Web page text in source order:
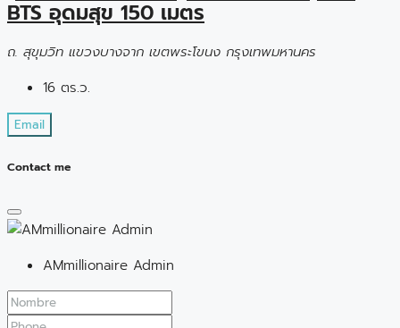
BTS อุดมสุข 150 เมตร
ถ. สุขุมวิท แขวงบางจาก เขตพระโขนง กรุงเทพมหานคร
16 ตร.ว.
Email
Contact me
AMmillionaire Admin